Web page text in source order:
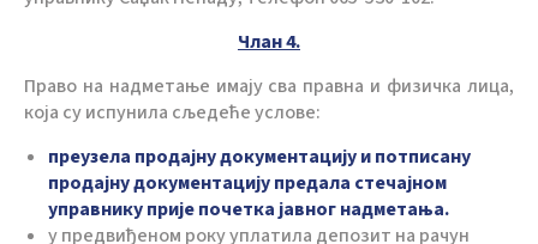
Члан 4.
Право на надметање имају сва правна и физичка лица,
која су испунила сљедеће услове:
преузела продајну документацију и потписану
продајну документацију предала стечајном
управнику прије почетка јавног надметања.
у предвиђеном року уплатила депозит на рачун